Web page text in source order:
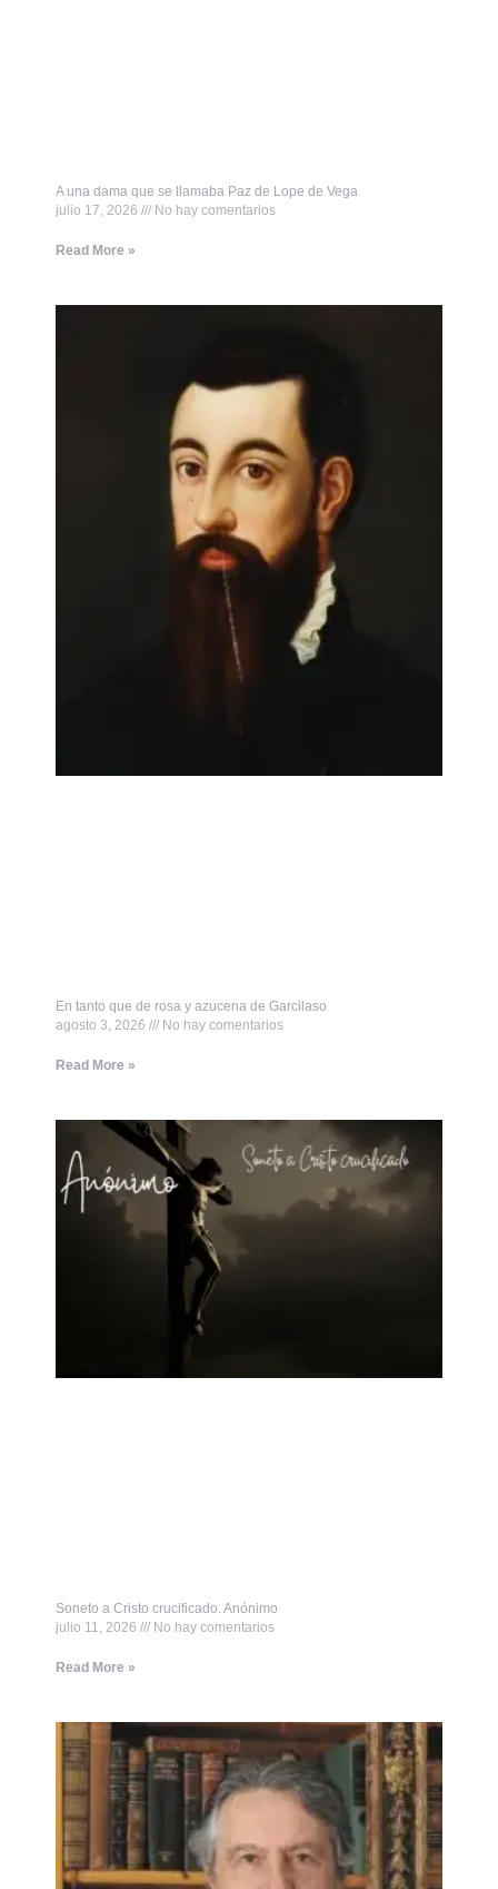
A una dama que se llamaba Paz de Lope de Vega
julio 17, 2026
No hay comentarios
Read More »
En tanto que de rosa y azucena de Garcilaso
agosto 3, 2026
No hay comentarios
Read More »
Soneto a Cristo crucificado. Anónimo
julio 11, 2026
No hay comentarios
Read More »